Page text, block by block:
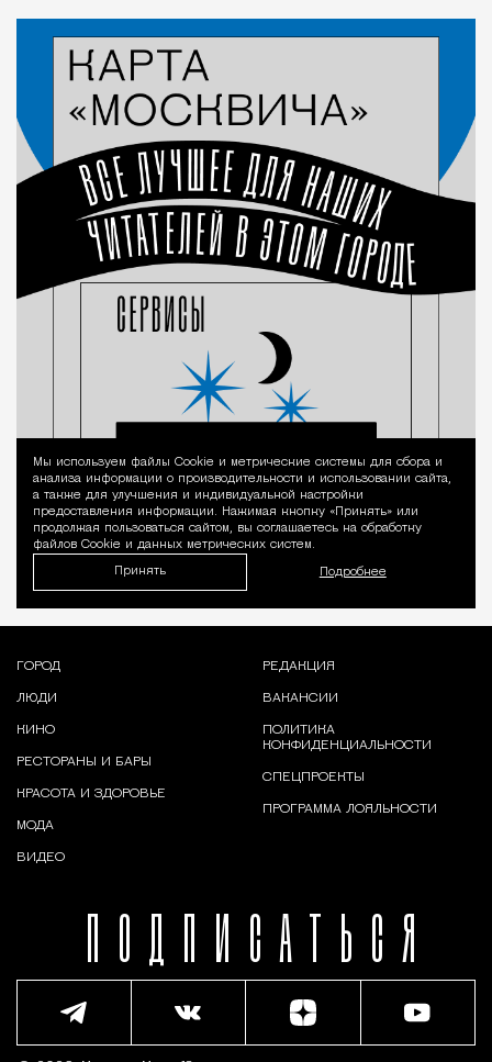
Уведомление
Мы используем файлы Сookie и метрические системы для сбора и
анализа информации о производительности и использовании сайта,
а также для улучшения и индивидуальной настройки
предоставления информации. Нажимая кнопку «Принять» или
продолжая пользоваться сайтом, вы соглашаетесь на обработку
файлов Cookie и данных метрических систем.
Принять Подробнее
ПОДПИСАТЬСЯ
ГОРОД
ЛЮДИ
КИНО
РЕСТОРАНЫ И БАРЫ
КРАСОТА И ЗДОРОВЬЕ
МОДА
ВИДЕО
РЕДАКЦИЯ
ВАКАНСИИ
ПОЛИТИКА
КОНФИДЕНЦИАЛЬНОСТИ
СПЕЦПРОЕКТЫ
ПРОГРАММА ЛОЯЛЬНОСТИ